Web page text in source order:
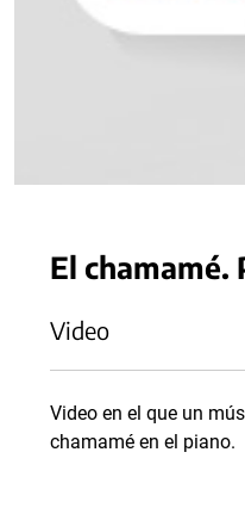
El chamamé.
Video
Video en el que un
chamamé en el piano.